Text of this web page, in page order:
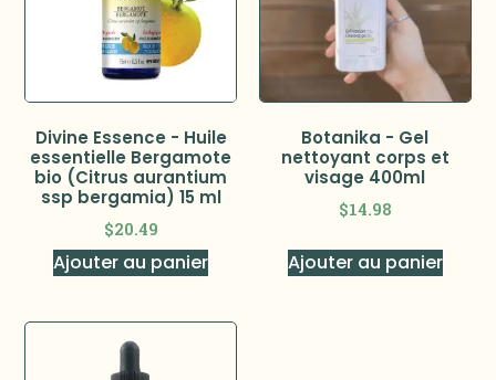
Divine Essence - Huile
essentielle Bergamote
bio (Citrus aurantium
ssp bergamia) 15 ml
$20.49
Ajouter au panier
Botanika - Gel
nettoyant corps et
visage 400ml
$14.98
Ajouter au panier